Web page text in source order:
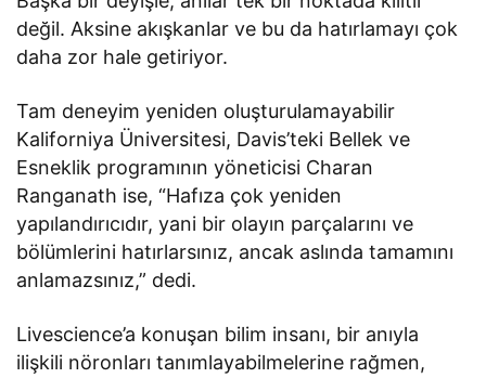
değil. Aksine akışkanlar ve bu da hatırlamayı çok
daha zor hale getiriyor.
Tam deneyim yeniden oluşturulamayabilir
Kaliforniya Üniversitesi, Davis’teki Bellek ve
Esneklik programının yöneticisi Charan
Ranganath ise, “Hafıza çok yeniden
yapılandırıcıdır, yani bir olayın parçalarını ve
bölümlerini hatırlarsınız, ancak aslında tamamını
anlamazsınız,” dedi.
Livescience’a konuşan bilim insanı, bir anıyla
ilişkili nöronları tanımlayabilmelerine rağmen,